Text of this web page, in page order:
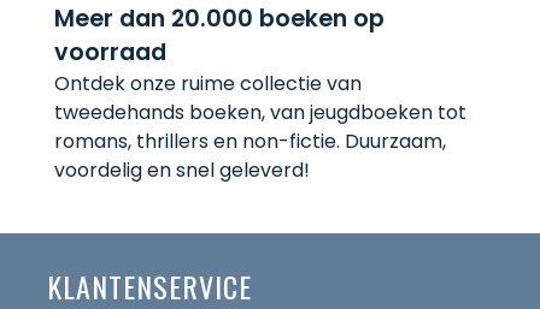
Meer dan 20.000 boeken op
voorraad
Ontdek onze ruime collectie van
tweedehands boeken, van jeugdboeken tot
romans, thrillers en non-fictie. Duurzaam,
voordelig en snel geleverd!
KLANTENSERVICE